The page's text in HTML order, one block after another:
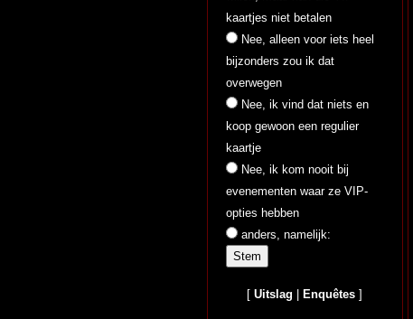
kaartjes niet betalen
Nee, alleen voor iets heel
bijzonders zou ik dat
overwegen
Nee, ik vind dat niets en
koop gewoon een regulier
kaartje
Nee, ik kom nooit bij
evenementen waar ze VIP-
opties hebben
anders, namelijk:
[Uitslag Enquêtes ]